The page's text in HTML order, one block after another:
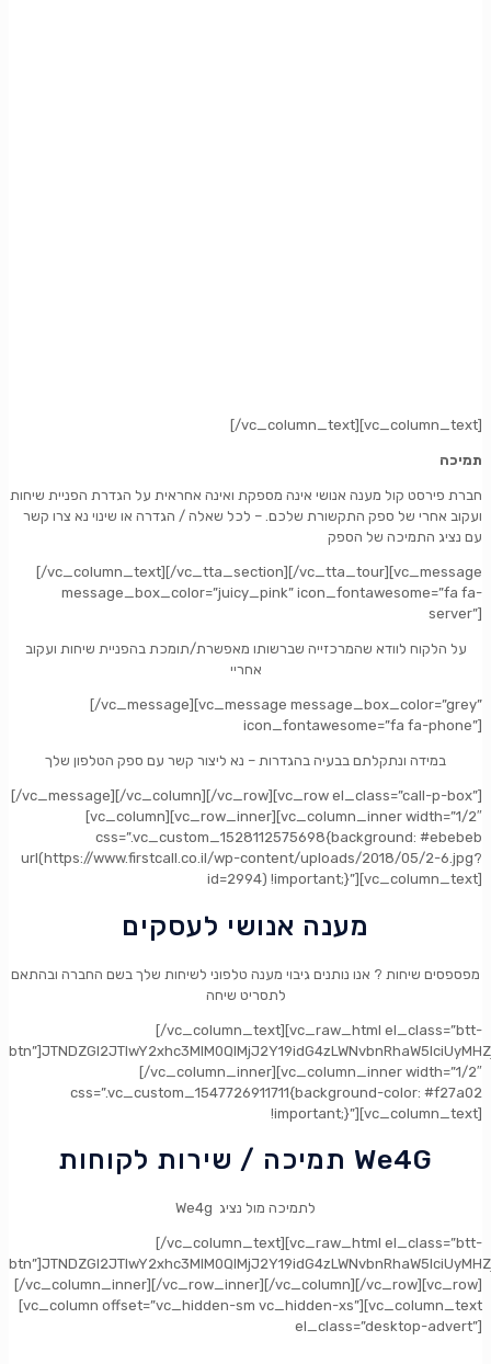
[/vc_column_text][vc_column_text]
תמיכה
חברת פירסט קול מענה אנושי אינה מספקת ואינה אחראית על הגדרת הפניית שיחות
ועקוב אחרי של ספק התקשורת שלכם. – לכל שאלה / הגדרה או שינוי נא צרו קשר
עם נציג התמיכה של הספק
[/vc_column_text][/vc_tta_section][/vc_tta_tour][vc_message
message_box_color=”juicy_pink” icon_fontawesome=”fa fa-
server”]
על הלקוח לוודא שהמרכזייה שברשותו מאפשרת/תומכת בהפניית שיחות ועקוב
אחריי
[/vc_message][vc_message message_box_color=”grey”
icon_fontawesome=”fa fa-phone”]
במידה ונתקלתם בבעיה בהגדרות – נא ליצור קשר עם ספק הטלפון שלך
[/vc_message][/vc_column][/vc_row][vc_row el_class=”call-p-box”]
[vc_column][vc_row_inner][vc_column_inner width=”1/2″
css=”.vc_custom_1528112575698{background: #ebebeb
url(https://www.firstcall.co.il/wp-content/uploads/2018/05/2-6.jpg?
id=2994) !important;}”][vc_column_text]
מענה אנושי לעסקים
מפספסים שיחות ? אנו נותנים גיבוי מענה טלפוני לשיחות שלך בשם החברה ובהתאם
לתסריט שיחה
[/vc_column_text][vc_raw_html el_class=”btt-
[/vc_column_inner][vc_column_inner width=”1/2″
css=”.vc_custom_1547726911711{background-color: #f27a02
!important;}”][vc_column_text]
תמיכה / שירות לקוחות We4G
We4g לתמיכה מול נציג
[/vc_column_text][vc_raw_html el_class=”btt-
[/vc_column_inner][/vc_row_inner][/vc_column][/vc_row][vc_row]
[vc_column offset=”vc_hidden-sm vc_hidden-xs”][vc_column_text
el_class=”desktop-advert”]